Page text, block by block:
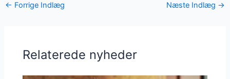
← Forrige Indlæg Næste Indlæg →
Relaterede nyheder